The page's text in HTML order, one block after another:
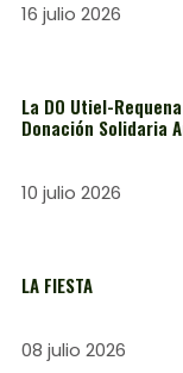
16 julio 2026
La DO Utiel-
Donación Solidaria
10 julio 2026
LA FIESTA
08 julio 2026